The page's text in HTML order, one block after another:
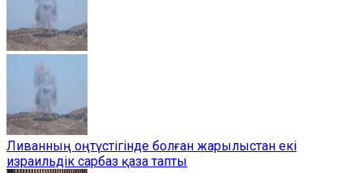
Ливанның оңтүстігінде болған жарылыстан екі
израильдік сарбаз қаза тапты